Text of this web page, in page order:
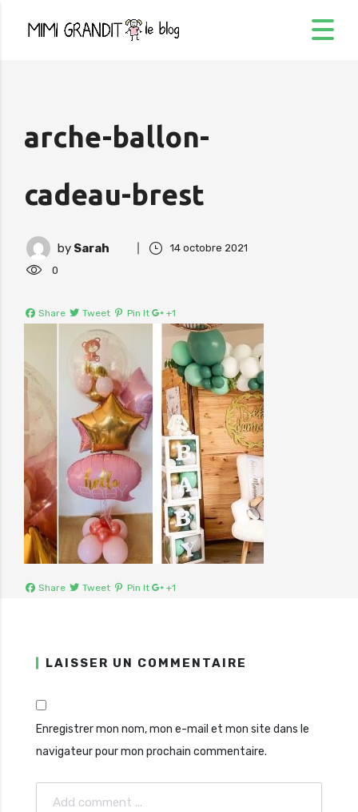
arche-ballon-
cadeau-brest
by Sarah
14 octobre 2021
0
Share Tweet Pin It +1
Share Tweet Pin It +1
LAISSER UN COMMENTAIRE
Enregistrer mon nom, mon e-mail et mon site dans le
navigateur pour mon prochain commentaire.